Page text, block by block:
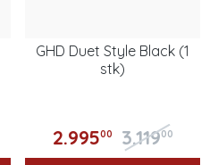
GHD Duet Style Black (1
stk)
2.99500 3.11900